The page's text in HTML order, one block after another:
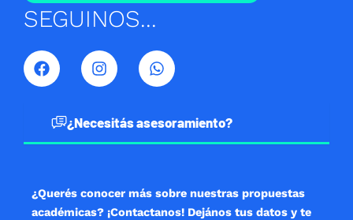
SEGUINOS...
F
a
c
I
n
s
a
W
h
a
s
¿Necesitás asesoramiento?
¿Querés conocer más sobre nuestras propuestas
académicas? ¡Contactanos! Dejános tus datos y te